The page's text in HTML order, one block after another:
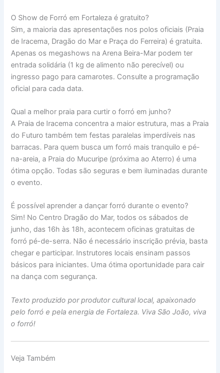
O Show de Forró em Fortaleza é gratuito?
Sim, a maioria das apresentações nos polos oficiais (Praia
de Iracema, Dragão do Mar e Praça do Ferreira) é gratuita.
Apenas os megashows na Arena Beira-Mar podem ter
entrada solidária (1 kg de alimento não perecível) ou
ingresso pago para camarotes. Consulte a programação
oficial para cada data.
Qual a melhor praia para curtir o forró em junho?
A Praia de Iracema concentra a maior estrutura, mas a Praia
do Futuro também tem festas paralelas imperdíveis nas
barracas. Para quem busca um forró mais tranquilo e pé-
na-areia, a Praia do Mucuripe (próxima ao Aterro) é uma
ótima opção. Todas são seguras e bem iluminadas durante
o evento.
É possível aprender a dançar forró durante o evento?
Sim! No Centro Dragão do Mar, todos os sábados de
junho, das 16h às 18h, acontecem oficinas gratuitas de
forró pé-de-serra. Não é necessário inscrição prévia, basta
chegar e participar. Instrutores locais ensinam passos
básicos para iniciantes. Uma ótima oportunidade para cair
na dança com segurança.
Texto produzido por produtor cultural local, apaixonado
pelo forró e pela energia de Fortaleza. Viva São João, viva
o forró!
Veja Também